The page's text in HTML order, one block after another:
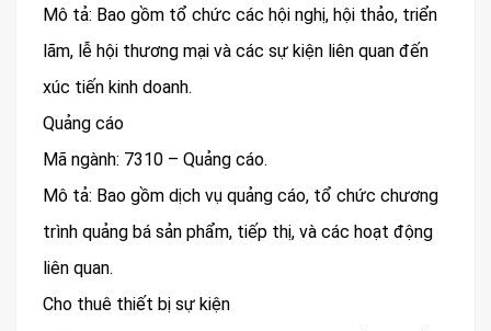
Mô tả: Bao gồm tổ chức các hội nghị, hội thảo, triển
lãm, lễ hội thương mại và các sự kiện liên quan đến
xúc tiến kinh doanh.
Quảng cáo
Mã ngành: 7310 – Quảng cáo.
Mô tả: Bao gồm dịch vụ quảng cáo, tổ chức chương
trình quảng bá sản phẩm, tiếp thị, và các hoạt động
liên quan.
Cho thuê thiết bị sự kiện